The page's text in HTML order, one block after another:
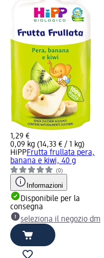
1,29 €
0,09 kg (14,33 € / 1 kg)
HiPPFrutta frullata pera,
banana e kiwi, 40 g
(0)
Informazioni
Disponibile per la
consegna
seleziona il negozio dm